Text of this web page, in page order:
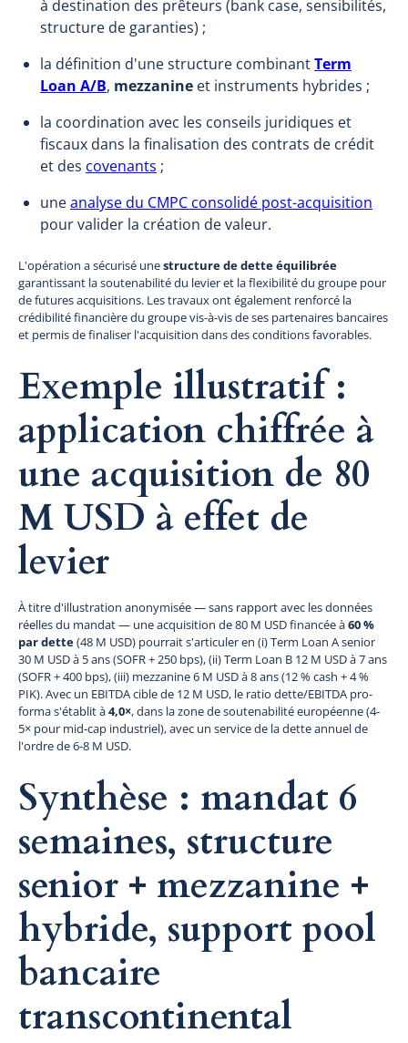
à destination des prêteurs (bank case, sensibilités,
structure de garanties) ;
la définition d'une structure combinantTerm
Loan A/B, mezzanine et instruments hybrides ;
la coordination avec les conseils juridiques et
fiscaux dans la finalisation des contrats de crédit
et des covenants ;
uneanalyse du CMPC consolidé post-acquisition
pour valider la création de valeur.
L'opération a sécurisé unestructure de dette équilibrée
garantissant la soutenabilité du levier et la flexibilité du groupe pour
de futures acquisitions. Les travaux ont également renforcé la
crédibilité financière du groupe vis-à-vis de ses partenaires bancaires
et permis de finaliser l'acquisition dans des conditions favorables.
Exemple illustratif :
application chiffrée à
une acquisition de 80
M USD à effet de
levier
À titre d'illustration anonymisée — sans rapport avec les données
réelles du mandat — une acquisition de 80 M USD financée à60 %
par dette(48 M USD) pourrait s'articuler en (i) Term Loan A senior
30 M USD à 5 ans (SOFR + 250 bps), (ii) Term Loan B 12 M USD à 7 ans
(SOFR + 400 bps), (iii) mezzanine 6 M USD à 8 ans (12 % cash + 4 %
PIK). Avec un EBITDA cible de 12 M USD, le ratio dette/EBITDA pro-
forma s'établit à4,0×, dans la zone de soutenabilité européenne (4-
5× pour mid-cap industriel), avec un service de la dette annuel de
l'ordre de 6-8 M USD.
Synthèse : mandat 6
semaines, structure
senior + mezzanine +
hybride, support pool
bancaire
transcontinental